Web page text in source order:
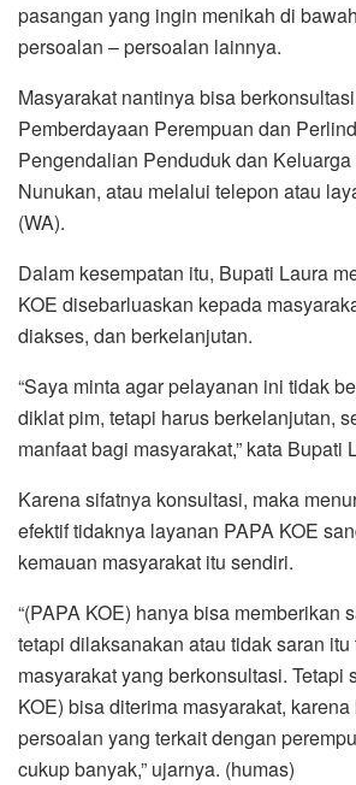
pasangan yang ingin menikah di
persoalan – persoalan lainnya.
Masyarakat nantinya bisa
Pemberdayaan Perempuan dan
Pengendalian Penduduk dan
Nunukan, atau melalui telepon atau
(WA).
Dalam kesempatan itu, Bupati Laura
KOE disebarluaskan kepada
diakses, dan berkelanjutan.
“Saya minta agar pelayanan ini tidak
diklat pim, tetapi harus berkelanjutan,
manfaat bagi masyarakat,” kata Bupati
Karena sifatnya konsultasi, maka
efektif tidaknya layanan PAPA KOE
kemauan masyarakat itu sendiri.
“(PAPA KOE) hanya bisa memberikan
tetapi dilaksanakan atau tidak saran
masyarakat yang berkonsultasi. Tetapi
KOE) bisa diterima masyarakat,
persoalan yang terkait dengan
cukup banyak,” ujarnya. (humas)